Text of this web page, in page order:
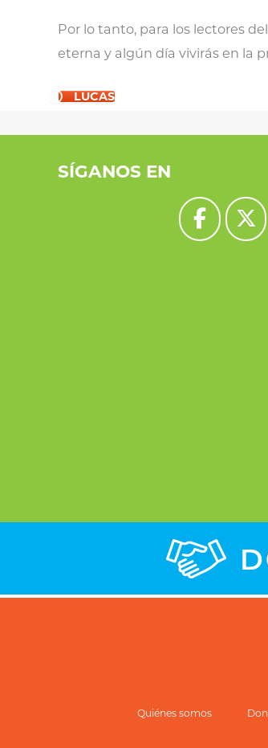
Por lo tanto, para los lectores
eterna y algún día vivirás en la
LUCAS
SÍGANOS EN
Quiénes somos